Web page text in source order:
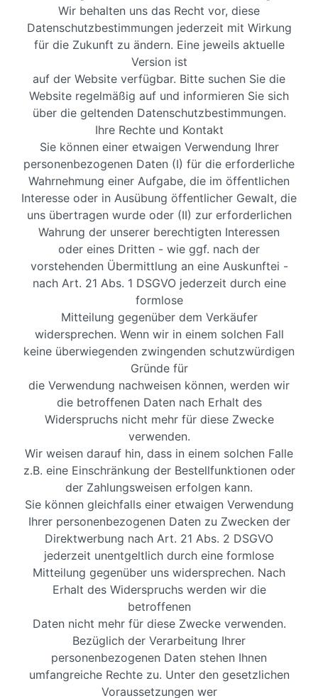
Wir behalten uns das Recht vor, diese
Datenschutzbestimmungen jederzeit mit Wirkung
für die Zukunft zu ändern. Eine jeweils aktuelle
Version ist
auf der Website verfügbar. Bitte suchen Sie die
Website regelmäßig auf und informieren Sie sich
über die geltenden Datenschutzbestimmungen.
Ihre Rechte und Kontakt
Sie können einer etwaigen Verwendung Ihrer
personenbezogenen Daten (I) für die erforderliche
Wahrnehmung einer Aufgabe, die im öffentlichen
Interesse oder in Ausübung öffentlicher Gewalt, die
uns übertragen wurde oder (II) zur erforderlichen
Wahrung der unserer berechtigten Interessen
oder eines Dritten - wie ggf. nach der
vorstehenden Übermittlung an eine Auskunftei -
nach Art. 21 Abs. 1 DSGVO jederzeit durch eine
formlose
Mitteilung gegenüber dem Verkäufer
widersprechen. Wenn wir in einem solchen Fall
keine überwiegenden zwingenden schutzwürdigen
Gründe für
die Verwendung nachweisen können, werden wir
die betroffenen Daten nach Erhalt des
Widerspruchs nicht mehr für diese Zwecke
verwenden.
Wir weisen darauf hin, dass in einem solchen Falle
z.B. eine Einschränkung der Bestellfunktionen oder
der Zahlungsweisen erfolgen kann.
Sie können gleichfalls einer etwaigen Verwendung
Ihrer personenbezogenen Daten zu Zwecken der
Direktwerbung nach Art. 21 Abs. 2 DSGVO
jederzeit unentgeltlich durch eine formlose
Mitteilung gegenüber uns widersprechen. Nach
Erhalt des Widerspruchs werden wir die
betroffenen
Daten nicht mehr für diese Zwecke verwenden.
Bezüglich der Verarbeitung Ihrer
personenbezogenen Daten stehen Ihnen
umfangreiche Rechte zu. Unter den gesetzlichen
Voraussetzungen wer